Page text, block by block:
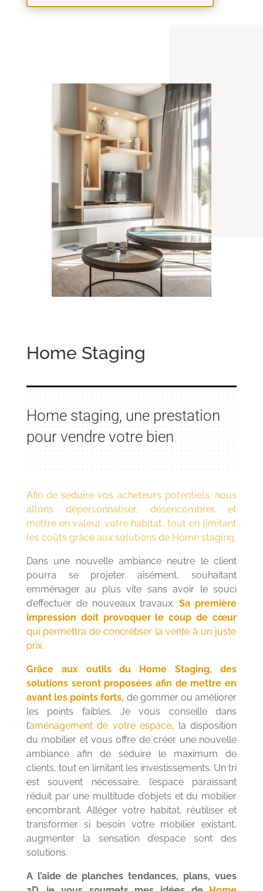
Home Staging
Home staging, une prestation
pour vendre votre bien
Afin de séduire vos acheteurs potentiels, nous
allons dépersonnaliser, désencombrer, et
mettre en valeur votre habitat, tout en limitant
les coûts grâce aux solutions de Home staging.
Dans une nouvelle ambiance neutre le client
pourra se projeter aisément, souhaitant
emménager au plus vite sans avoir le souci
d’effectuer de nouveaux travaux.Sa première
impression doit provoquer le coup de cœur
qui permettra de concrétiser la vente à un juste
prix.
Grâce aux outils du Home Staging, des
solutions seront proposées afin de mettre en
avant les points forts, de gommer ou améliorer
les points faibles. Je vous conseille dans
l’aménagement de votre espace, la disposition
du mobilier et vous offre de créer une nouvelle
ambiance afin de séduire le maximum de
clients, tout en limitant les investissements. Un tri
est souvent nécessaire, l’espace paraissant
réduit par une multitude d’objets et du mobilier
encombrant. Alléger votre habitat, réutiliser et
transformer si besoin votre mobilier existant,
augmenter la sensation d’espace sont des
solutions.
A l’aide de planches tendances, plans, vues